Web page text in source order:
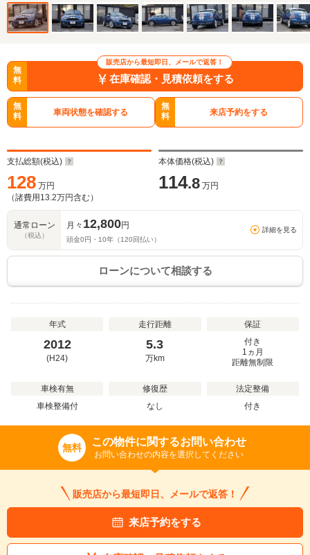
販売店から最短即日、メールで返答！
無
料
在庫確認・見積依頼をする
無
料
車両状態を確認する
無
料
来店予約をする
支払総額(税込)
128 万円
（諸費用 13.2万円含む）
本体価格(税込)
114.8 万円
通常ローン
（税込）
月々 12,800円
頭金0円・ 10年（120 回払い）
詳細を見る
ローンについて相談する
年式
2012
(H24)
走行距離
5.3
万km
保証
付き
1ヵ月
距離無制限
車検有無
車検整備付
修復歴
なし
法定整備
付き
無料 この物件に関するお問い合わせ
お問い合わせの内容を選択してください
販売店から最短即日、メールで返答！
来店予約をする